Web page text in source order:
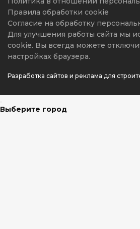
Правила обработки cookie
Согласие на обработку
Для улучшения работы сайта мы
cookie. Вы всегда можете
настройках браузера.
Разработка сайтов и реклама для
Выберите город